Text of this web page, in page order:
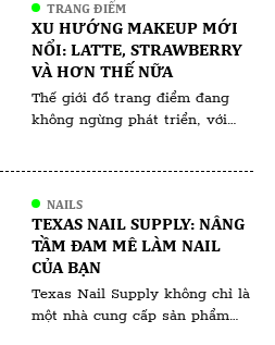
với chuyên gia điều chế và một
nhòm khách hàng người Việt
đang tìm cách giải quyết bệnh
lý mãn tính do phụ thuộc
Corticoid. […]
TRANG ĐIỂM
XU HƯỚNG MAKEUP MỚI
NỔI: LATTE, STRAWBERRY
VÀ HƠN THẾ NỮA
Thế giới đồ trang điểm đang
không ngừng phát triển, với
hướng trang điểm gần đây như
Latte Makeup, Strawberry
Makeup và những xu hướng
khác không chỉ mang tính
thẩm mỹ; chúng còn […]
NAILS
TEXAS NAIL SUPPLY: NÂNG
TẦM ĐAM MÊ LÀM NAIL
CỦA BẠN
Texas Nail Supply không chỉ là
một nhà cung cấp sản phẩm